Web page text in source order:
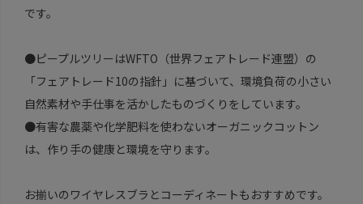
です。
●ピープルツリーはWFTO（世界フェアトレード連盟）の
「フェアトレード10の指針」に基づいて、環境負荷の小さい
自然素材や手仕事を活かしたものづくりをしています。
●有害な農薬や化学肥料を使わないオーガニックコットン
は、作り手の健康と環境を守ります。
お揃いのワイヤレスブラとコーディネートもおすすめです。